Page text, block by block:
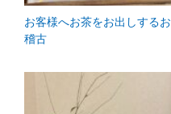
お客様へお茶をお出しするお
稽古